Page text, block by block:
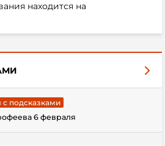
находится на
с подсказками
6 февраля